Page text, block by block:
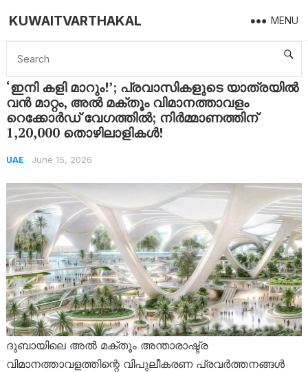
KUWAITVARTHAKAL MENU
Home UAE ‘ഇനി കളി മാറും!’; പ്രവാസികളുടെ യാത്രയിൽ വൻ മാറ്റം, അൽ മക്തൂം വിമാനത്താവളം റെക്കോർഡ് വേഗത്തിൽ; നിർമ്മാണത്തിന് 1,20,000 തൊഴിലാളികൾ!
‘ഇനി കളി മാറും!’; പ്രവാസികളുടെ യാത്രയിൽ
വൻ മാറ്റം, അൽ മക്തൂം വിമാനത്താവളം
റെക്കോർഡ് വേഗത്തിൽ; നിർമ്മാണത്തിന്
1,20,000 തൊഴിലാളികൾ!
UAE June 15, 2026
ദുബായിലെ അൽ മക്തൂം അന്താരാഷ്ട്ര
വിമാനത്താവളത്തിന്റെ വിപുലീകരണ പ്രവർത്തനങ്ങൾ